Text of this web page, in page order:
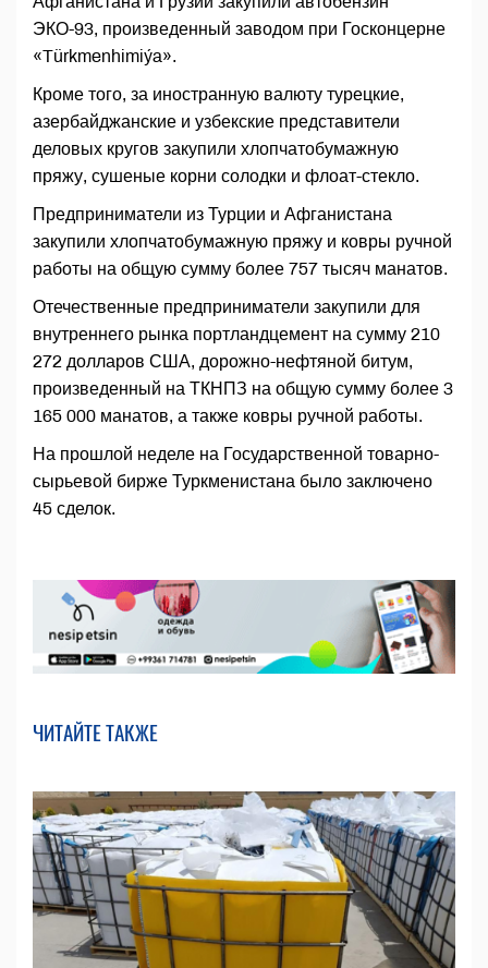
ЭКО-93, произведенный заводом при Госконцерне
«Türkmenhimiýa».
Кроме того, за иностранную валюту турецкие,
азербайджанские и узбекские представители
деловых кругов закупили хлопчатобумажную
пряжу, сушеные корни солодки и флоат-стекло.
Предприниматели из Турции и Афганистана
закупили хлопчатобумажную пряжу и ковры ручной
работы на общую сумму более 757 тысяч манатов.
Отечественные предприниматели закупили для
внутреннего рынка портландцемент на сумму 210
272 долларов США, дорожно-нефтяной битум,
произведенный на ТКНПЗ на общую сумму более 3
165 000 манатов, а также ковры ручной работы.
На прошлой неделе на Государственной товарно-
сырьевой бирже Туркменистана было заключено
45 сделок.
ЧИТАЙТЕ ТАКЖЕ